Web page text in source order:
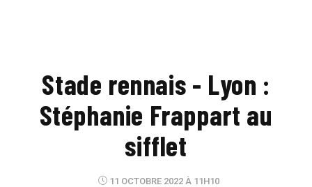
Stade rennais - Lyon :
Stéphanie Frappart au
sifflet
11 OCTOBRE 2022 À 11H10